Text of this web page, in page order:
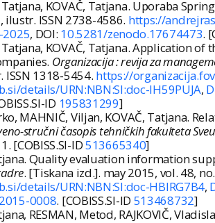
Tatjana, KOVAČ, Tatjana. Uporaba
ilustr. ISSN 2738-4586. https://
, DOI: 10.5281/zenodo.17674473.
Tatjana, KOVAČ, Tatjana. Application
Organizacija : revija za
1318-5454. https://
details/URN:NBN:SI:doc-IH59PUJA,
ID 195831299]
MAHNIČ, Viljan, KOVAČ, Tatjana.
stručni časopis tehničkih fakulteta
[COBISS.SI-ID513665340]
Quality evaluation information
. [Tiskana izd.]. may 2015, vol. 48,
details/URN:NBN:SI:doc-HBIRG7B4,
0008. [COBISS.SI-ID 513468732]
RESMAN, Metod, RAJKOVIČ,